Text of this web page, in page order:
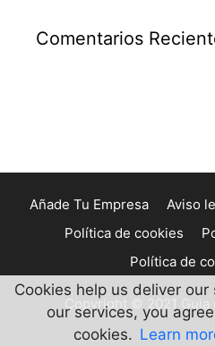
Comentarios
Añade Tu Empresa
Aviso
Política de cookies
Política de
Copyright © 2021
Cookies help us deliver our
our services, you
cookies. Learn